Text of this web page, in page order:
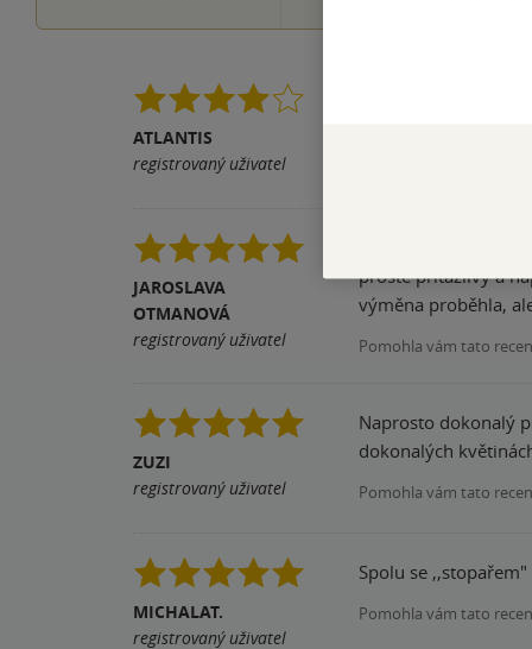
ATLANTIS
registrovaný uživatel
JAROSLAVA
OTMANOVÁ
registrovaný uživatel
Vždy, když si
prostě přitažlivý a
výměna proběhla,
Pomohla vám tato
ZUZI
registrovaný uživatel
Naprosto dokonalý
dokonalých
Pomohla vám tato
MICHALAT.
registrovaný uživatel
Spolu se
Pomohla vám tato